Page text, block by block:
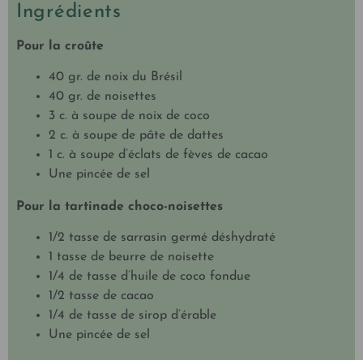
Ingrédients
Pour la croûte
40 gr. de noix du Brésil
40 gr. de noisettes
3 c. à soupe de noix de coco
2 c. à soupe de pâte de dattes
1 c. à soupe d’éclats de fèves de cacao
Une pincée de sel
Pour la tartinade choco-noisettes
1/2 tasse de sarrasin germé déshydraté
1 tasse de beurre de noisette
1/4 de tasse d’huile de coco fondue
1/2 tasse de cacao
1/4 de tasse de sirop d’érable
Une pincée de sel